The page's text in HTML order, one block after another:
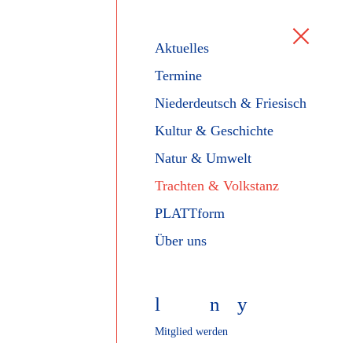
Aktuelles
Termine
Niederdeutsch & Friesisch
Kultur & Geschichte
Natur & Umwelt
Trachten & Volkstanz
PLATTform
Über uns
l n y
Mitglied werden